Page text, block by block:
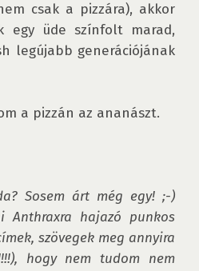
csak a pizzára), akkor
egy üde színfolt marad,
legújabb generációjának
a pizzán az ananászt.
Sosem árt még egy! ;-)
Anthraxra hajazó punkos
szövegek meg annyira
hogy nem tudom nem